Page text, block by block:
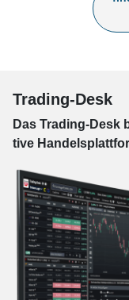
Trading-Desk
Das Trading-Desk
tive